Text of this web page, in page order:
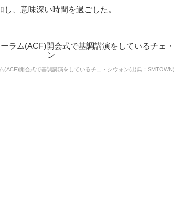
、意味深い時間を過ごした。
(ACF)開会式で基調講演をしているチェ・シウォン(出典：SMTOWN)